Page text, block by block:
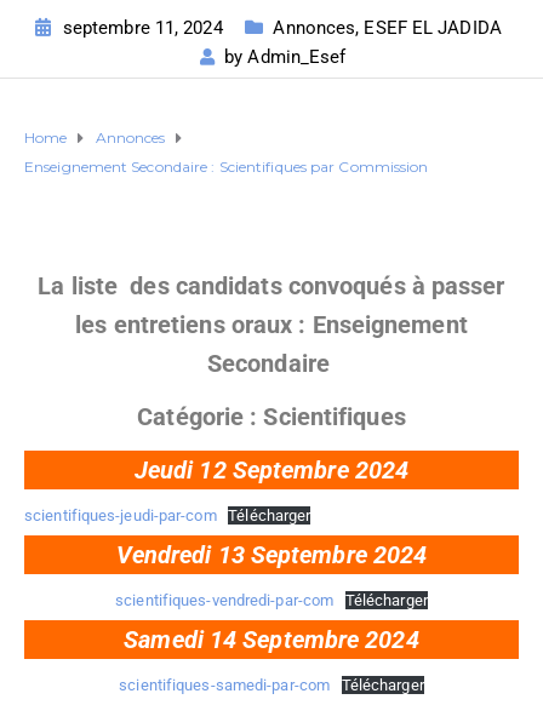
septembre 11, 2024 Annonces, ESEF EL JADIDA
byAdmin_Esef
Home
Annonces
Enseignement Secondaire : Scientifiques par Commission
La liste des candidats convoqués à passer
les entretiens oraux : Enseignement
Secondaire
Catégorie : Scientifiques
Jeudi 12 Septembre 2024
scientifiques-jeudi-par-com Télécharger
Vendredi 13 Septembre 2024
scientifiques-vendredi-par-com Télécharger
Samedi 14 Septembre 2024
scientifiques-samedi-par-com Télécharger